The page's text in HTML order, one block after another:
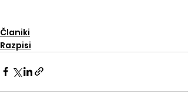
Članiki
Razpisi